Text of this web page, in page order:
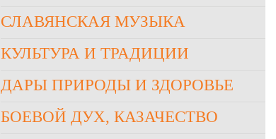
СЛАВЯНСКАЯ МУЗЫКА
КУЛЬТУРА И ТРАДИЦИИ
ДАРЫ ПРИРОДЫ И ЗДОРОВЬЕ
БОЕВОЙ ДУХ, КАЗАЧЕСТВО